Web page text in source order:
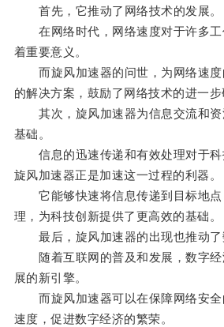
首先，它推动了网络技术的发展。
在网络时代，网络速度对于许多工
着重要意义。
而旋风加速器的问世，为网络速度
的解决方案，鼓励了网络技术的进一步
其次，旋风加速器为信息交流和资
基础。
信息的迅速传递和有效处理对于科
旋风加速器正是加速这一过程的利器。
它能够快速将信息传递到目标地点
理，为科技创新提供了更高效的基础。
最后，旋风加速器的出现也推动了
随着互联网的普及和发展，数字经
展的新引擎。
而旋风加速器可以在保障网络安全
速度，促进数字经济的繁荣。